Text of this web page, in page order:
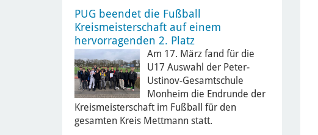
PUG beendet die Fußball
Kreismeisterschaft auf einem
hervorragenden 2. Platz
Am 17. März fand für die
U17 Auswahl der Peter-
Ustinov-Gesamtschule
Monheim die Endrunde der
Kreismeisterschaft im Fußball für den
gesamten Kreis Mettmann statt.